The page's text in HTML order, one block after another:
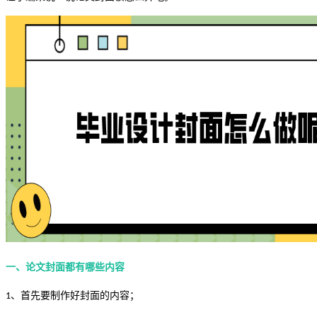
一、论文封面都有哪些内容
1、首先要制作好封面的内容；